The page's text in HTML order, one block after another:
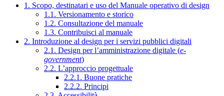
1. Scopo, destinatari e uso del Manuale operativo di design
1.1. Versionamento e storico
1.2. Consultazione del manuale
1.3. Contribuisci al manuale
2. Introduzione al design per i servizi pubblici digitali
2.1. Design per l’amministrazione digitale (e-
government)
2.2. L’approccio progettuale
2.2.1. Buone pratiche
2.2.2. Principi